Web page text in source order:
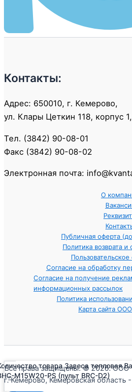
Контакты:
Адрес: 650010, г. Кемерово,
ул. Клары Цеткин 118, корпус
Тел. (3842) 90-08-01
Факс (3842) 90-08-02
Электронная почта:
О
Публичная оферта
Политика возврата и
Согласие на обработку
Согласие на получение
информационных рассылок
Политика
Карта сайта
Все права защищены. © 2026. ООО
г. Кемерово, Кемеровская область
-
товара Завеса тепловая
M15W20-PS (пульт BRC-D2)